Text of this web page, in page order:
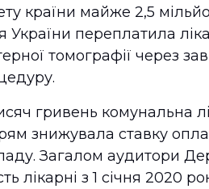
країни майже 2,5
України переплатила
томографії через
гривень комунальна
знижувала ставку
Загалом аудитори
лікарні з 1 січня